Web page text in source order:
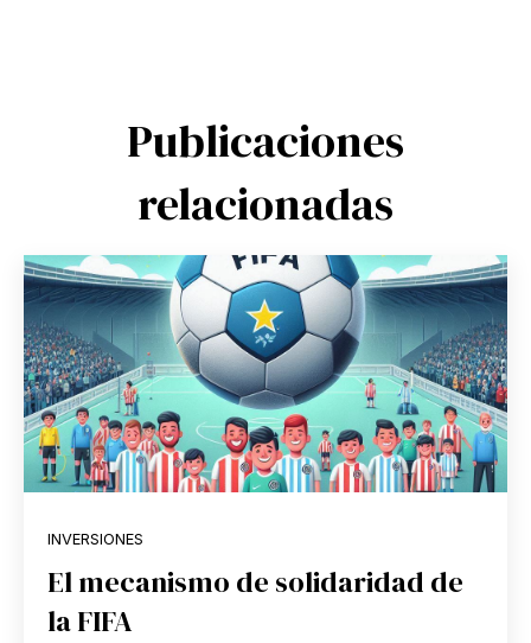
Publicaciones
relacionadas
INVERSIONES
El mecanismo de solidaridad de
la FIFA